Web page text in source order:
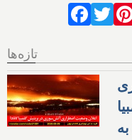
تازه‌ها